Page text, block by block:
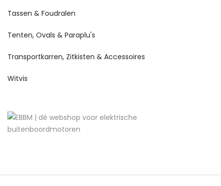
Tassen & Foudralen
Tenten, Ovals & Paraplu's
Transportkarren, Zitkisten & Accessoires
Witvis